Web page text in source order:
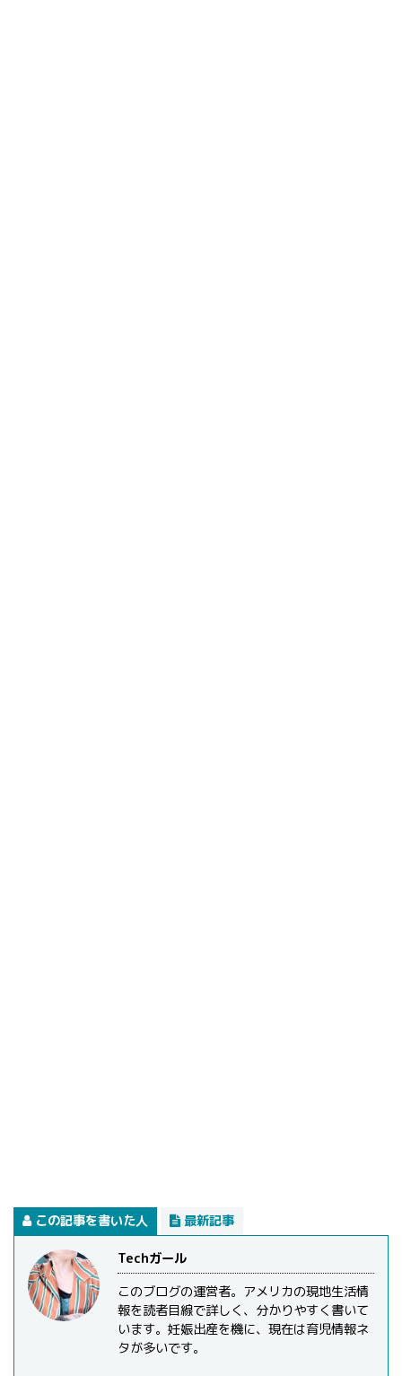
この記事を書いた人 最新記事
Techガール
このブログの運営者。アメリカの現地生活情
報を読者目線で詳しく、分かりやすく書いて
います。妊娠出産を機に、現在は育児情報ネ
タが多いです。